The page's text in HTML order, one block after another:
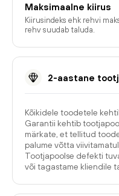
Maksimaalne kiirus
Kiirusindeks ehk rehvi
rehv suudab taluda.
2-aastane
Kõikidele toodetele
Garantii kehtib
märkate, et tellitud
palume võtta
Tootjapoolse defekti
või tagastame kliendile